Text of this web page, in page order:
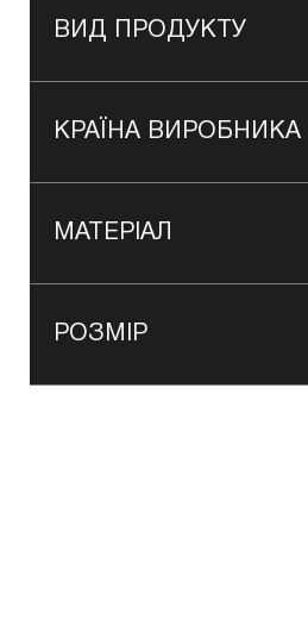
ВИД ПРОДУКТУ
КРАЇНА ВИРОБНИКА
МАТЕРІАЛ
РОЗМІР